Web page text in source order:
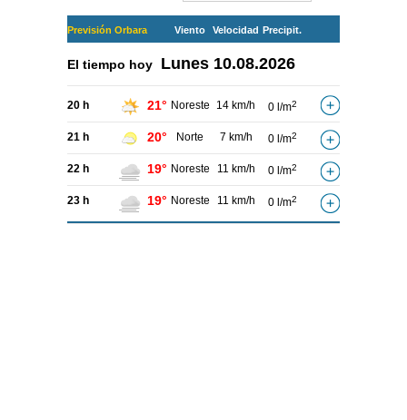
Previsión Orbara Viento Velocidad Precipit.
El tiempo hoy Lunes 10.08.2026
20 h 21° Noreste 14 km/h 0 l/m2
21 h 20° Norte 7 km/h 0 l/m2
22 h 19° Noreste 11 km/h 0 l/m2
23 h 19° Noreste 11 km/h 0 l/m2